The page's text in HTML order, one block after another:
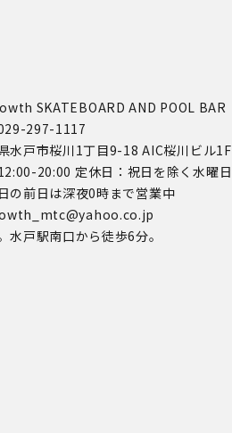
SKATEBOARD AND POOL BAR
297-1117
水戸市桜川1丁目9-18 AIC桜川ビル1F
20:00 定休日：祝日を除く水曜日
の前日は深夜0時まで営業中
水戸駅南口から徒歩6分。